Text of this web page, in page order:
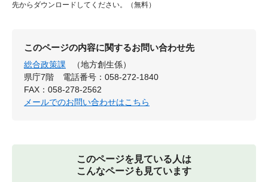
先からダウンロードしてください。（無料）
このページの内容に関するお問い合わせ先
総合政策課
（地方創生係）
県庁7階
電話番号：058-272-1840
FAX：058-278-2562
メールでのお問い合わせはこちら
このページを見ている人は
こんなページも見ています